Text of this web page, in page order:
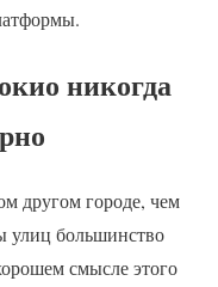
никогда
другом городе, чем
улиц большинство
смысле этого